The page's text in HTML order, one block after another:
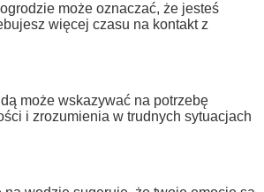
może oznaczać, że jesteś
więcej czasu na kontakt z
może wskazywać na potrzebę
i zrozumienia w trudnych sytuacjach